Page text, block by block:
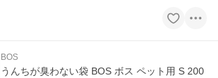
BOS
うんちが臭わない袋 BOS ボス ペット用 S 200